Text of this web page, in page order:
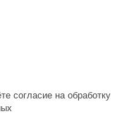
согласие на обработку